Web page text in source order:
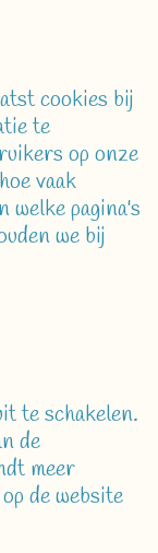
cookies bij
te
op onze
vaak
welke pagina's
we bij
te schakelen.
de
meer
de website